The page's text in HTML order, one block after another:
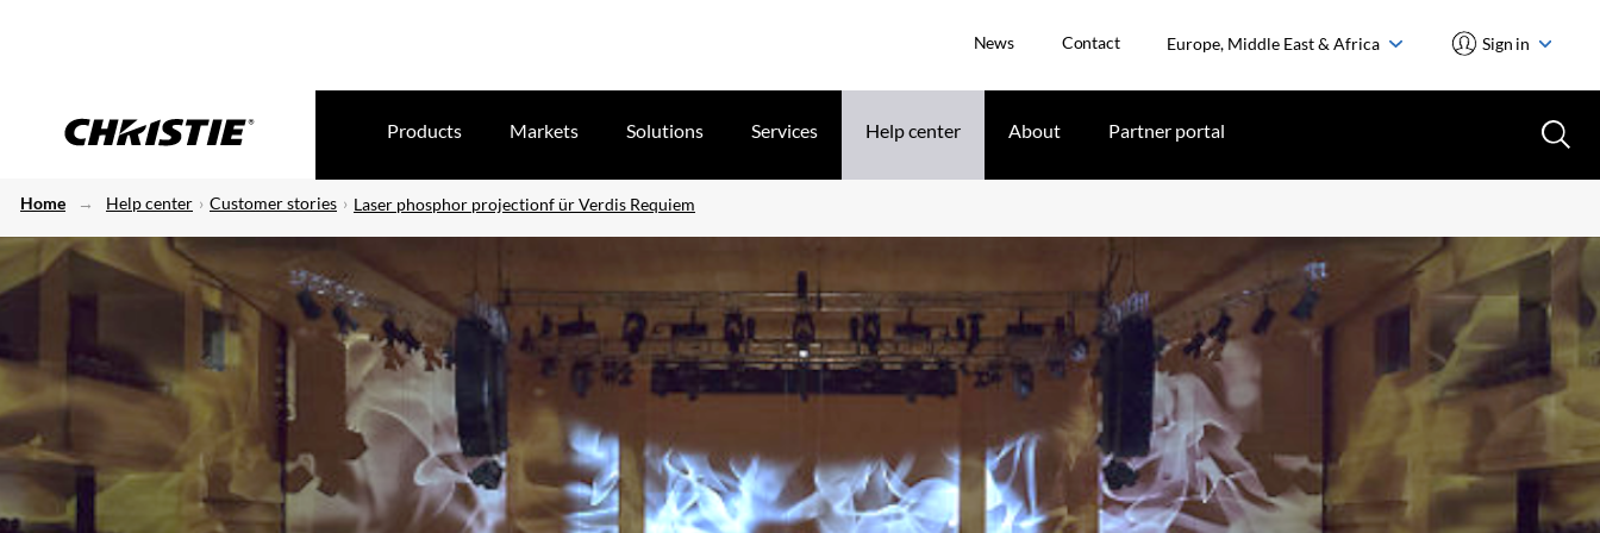
News Contact Europe, Middle East & Africa Sign in
Products Markets Solutions Services Help center About Partner portal
Home Help center Customer stories Laser phosphor projectionf ür Verdis Requiem